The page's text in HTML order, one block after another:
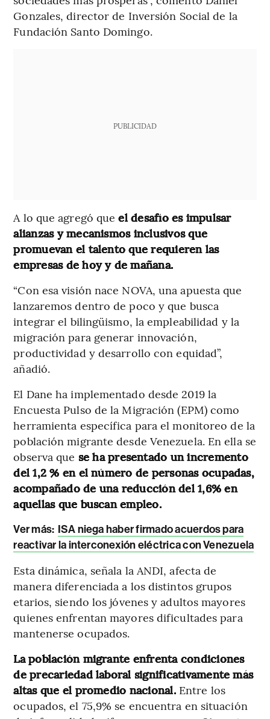
Gonzales, director de Inversión Social de la
Fundación Santo Domingo.
PUBLICIDAD
A lo que agregó queel desafío es impulsar
alianzas y mecanismos inclusivos que
promuevan el talento que requieren las
empresas de hoy y de mañana.
“Con esa visión nace NOVA, una apuesta que
lanzaremos dentro de poco y que busca
integrar el bilingüismo, la empleabilidad y la
migración para generar innovación,
productividad y desarrollo con equidad”,
añadió.
El Dane ha implementado desde 2019 la
Encuesta Pulso de la Migración (EPM) como
herramienta específica para el monitoreo de la
población migrante desde Venezuela. En ella se
observa que se ha presentado un incremento
del 1,2 % en el número de personas ocupadas,
acompañado de una reducción del 1,6% en
aquellas que buscan empleo.
Ver más: ISA niega haber firmado acuerdos para
reactivar la interconexión eléctrica con Venezuela
Esta dinámica, señala la ANDI, afecta de
manera diferenciada a los distintos grupos
etarios, siendo los jóvenes y adultos mayores
quienes enfrentan mayores dificultades para
mantenerse ocupados.
La población migrante enfrenta condiciones
de precariedad laboral significativamente más
altas que el promedio nacional.Entre los
ocupados, el 75,9% se encuentra en situación